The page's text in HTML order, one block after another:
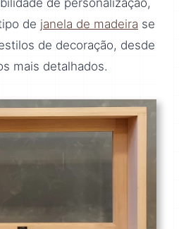
de janela de madeira se
de decoração, desde
mais detalhados.